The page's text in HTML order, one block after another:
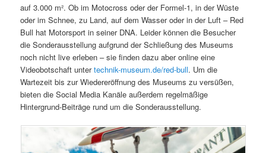
auf 3.000 m². Ob im Motocross oder der Formel-1, in der Wüste
oder im Schnee, zu Land, auf dem Wasser oder in der Luft – Red
Bull hat Motorsport in seiner DNA. Leider können die Besucher
die Sonderausstellung aufgrund der Schließung des Museums
noch nicht live erleben – sie finden dazu aber online eine
Videobotschaft untertechnik-museum.de/red-bull. Um die
Wartezeit bis zur Wiedereröffnung des Museums zu versüßen,
bieten die Social Media Kanäle außerdem regelmäßige
Hintergrund-Beiträge rund um die Sonderausstellung.